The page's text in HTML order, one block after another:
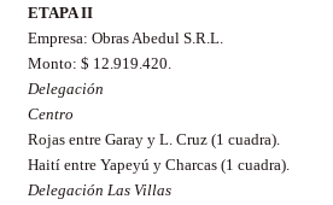
ETAPA II
Empresa: Obras Abedul S.R.L.
Monto: $ 12.919.420.
Delegación
Centro
Rojas entre Garay y L. Cruz (1 cuadra).
Haití entre Yapeyú y Charcas (1 cuadra).
Delegación Las Villas